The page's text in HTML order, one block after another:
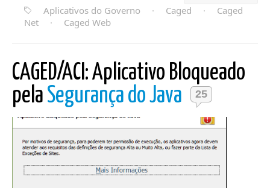
Aplicativos do Governo
· Caged ·
Caged
Net
· Caged Web
CAGED/ACI: Aplicativo Bloqueado
pela Segurança do Java 25